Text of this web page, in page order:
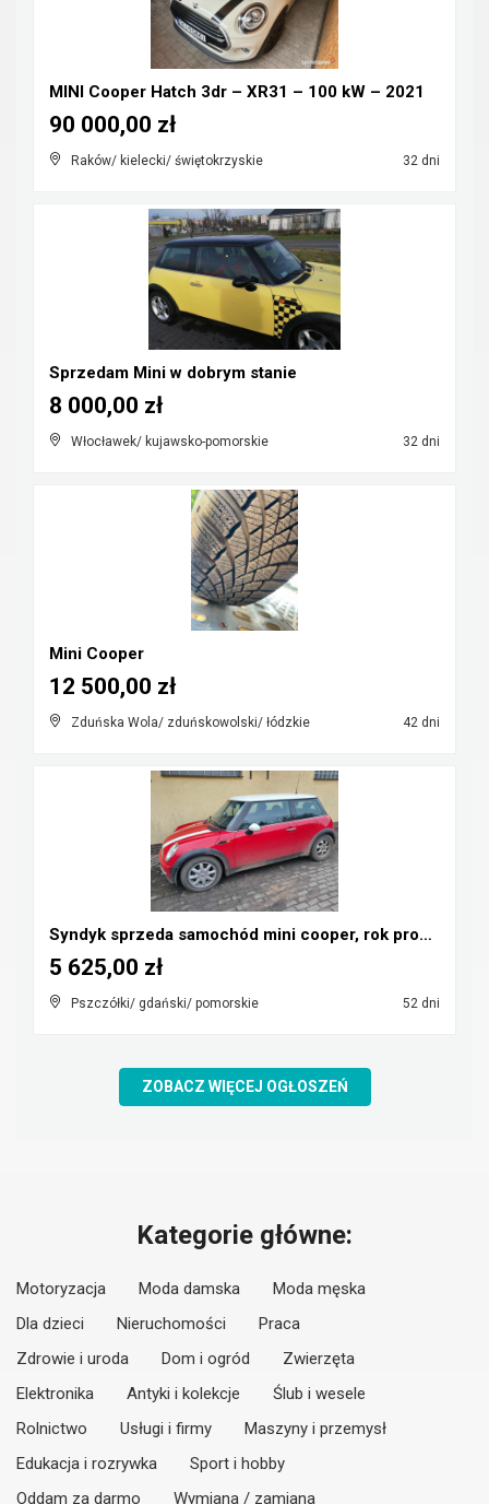
MINI Cooper Hatch 3dr – XR31 – 100 kW – 2021
Raków/ kielecki/ świętokrzyskie 32 dni
90 000,00 zł
Sprzedam Mini w dobrym stanie
Włocławek/ kujawsko-pomorskie 32 dni
8 000,00 zł
Mini Cooper
Zduńska Wola/ zduńskowolski/ łódzkie 42 dni
12 500,00 zł
Syndyk sprzeda samochód mini cooper, rok prod. 200...
Pszczółki/ gdański/ pomorskie 52 dni
5 625,00 zł
ZOBACZ WIĘCEJ OGŁOSZEŃ
Kategorie główne:
Motoryzacja Moda damska
Moda męska
Dla dzieci
Nieruchomości
Praca
Zdrowie i uroda
Dom i ogród
Zwierzęta
Elektronika
Antyki i kolekcje
Ślub i wesele
Rolnictwo
Usługi i firmy
Maszyny i przemysł
Edukacja i rozrywka
Sport i hobby
Oddam za darmo
Wymiana / zamiana